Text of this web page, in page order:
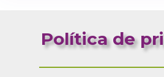
Política de